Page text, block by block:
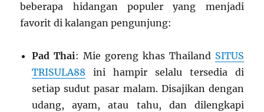
beberapa hidangan populer yang menjadi
favorit di kalangan pengunjung:
Pad Thai: Mie goreng khas Thailand SITUS
TRISULA88 ini hampir selalu tersedia di
setiap sudut pasar malam. Disajikan dengan
udang, ayam, atau tahu, dan dilengkapi